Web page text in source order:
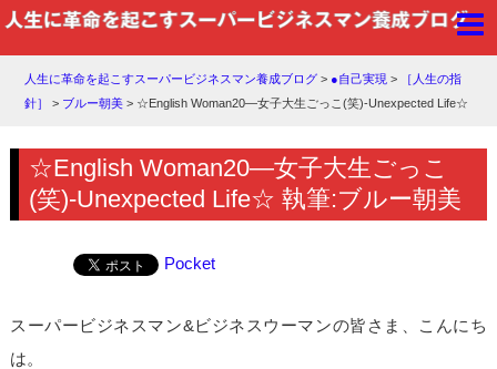
人生に革命を起こすスーパービジネスマン養成ブログ > ●自己実現 >
［人生の指
針］
> ブルー朝美 > ☆English Woman20―女子大生ごっこ(笑)-Unexpected Life☆
☆English Woman20―女子大生ごっこ
(笑)-Unexpected Life☆ 執筆:ブルー朝美
Pocket
スーパービジネスマン&ビジネスウーマンの皆さま、こんにち
は。